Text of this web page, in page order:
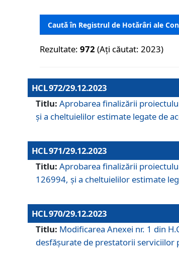
Caută în Registrul de Hotărâri ale
Rezultate:972 (Ați căutat: 2023)
HCL 972/29.12.2023
Titlu: Aprobarea finalizării
și a cheltuielilor estimate legate de
HCL 971/29.12.2023
Titlu: Aprobarea finalizării
126994, și a cheltuielilor estimate
HCL 970/29.12.2023
Titlu: Modificarea Anexei nr. 1 din
desfășurate de prestatorii serviciilor